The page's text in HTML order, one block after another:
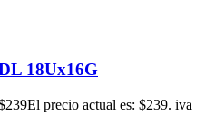
18Ux16G
239El precio actual es: $239. iva